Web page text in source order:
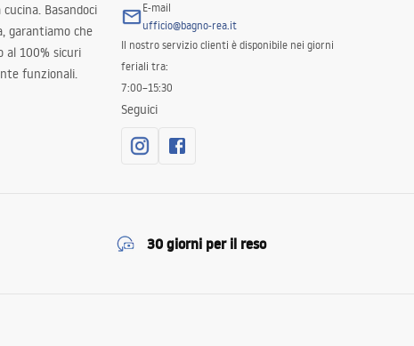
Basandoci
garantiamo che
100% sicuri
funzionali.
E-mail
ufficio@bagno-rea.it
Il nostro servizio clienti è disponibile nei giorni
feriali tra:
7:00–15:30
Seguici
30 giorni per il reso